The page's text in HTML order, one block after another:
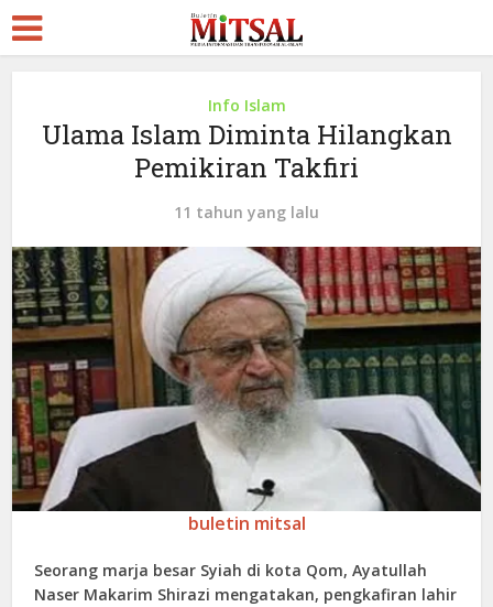
Info Islam
Ulama Islam Diminta Hilangkan
Pemikiran Takfiri
11 tahun yang lalu
buletin mitsal
Seorang marja besar Syiah di kota Qom, Ayatullah
Naser Makarim Shirazi mengatakan, pengkafiran lahir